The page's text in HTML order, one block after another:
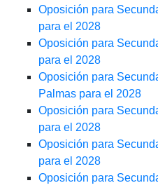
Oposición para
para el 2028
Oposición para
para el 2028
Oposición para
Palmas para el 2028
Oposición para
para el 2028
Oposición para
para el 2028
Oposición para